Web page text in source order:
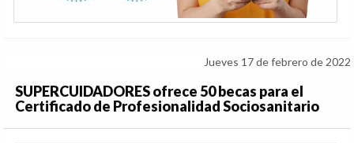
Jueves 17 de febrero de 2022
SUPERCUIDADORES ofrece 50 becas para el
Certificado de Profesionalidad Sociosanitario